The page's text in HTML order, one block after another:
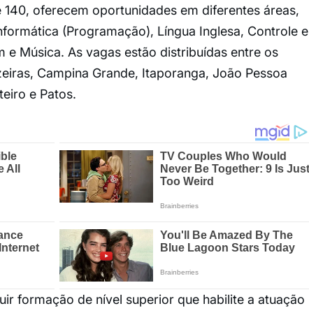
oferecem oportunidades em diferentes áreas,
(Programação), Língua Inglesa, Controle e
e Música. As vagas estão distribuídas entre os
Campina Grande, Itaporanga, João Pessoa
e Patos.
formação de nível superior que habilite a atuação